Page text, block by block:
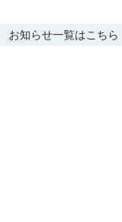
お知らせ一覧はこちら